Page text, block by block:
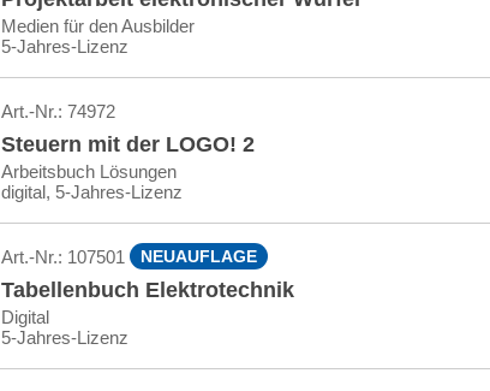
Medien für den Ausbilder
5-Jahres-Lizenz
Art.-Nr.: 74972
Steuern mit der LOGO! 2
Arbeitsbuch Lösungen
digital, 5-Jahres-Lizenz
Art.-Nr.: 107501 NEUAUFLAGE
Tabellenbuch Elektrotechnik
Digital
5-Jahres-Lizenz